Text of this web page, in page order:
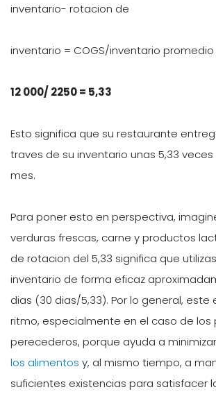
inventario- rotacion de
inventario = COGS/inventario promedio
12 000/ 2250 = 5,33
Esto significa que su restaurante
traves de su inventario unas 5,33
mes.
Para poner esto en perspectiva,
verduras frescas, carne y productos
de rotacion del 5,33 significa que
inventario de forma eficaz
dias (30 dias/5,33). Por lo general, este
ritmo, especialmente en el caso de los
perecederos, porque ayuda a
los alimentos y, al mismo tiempo, a
suficientes existencias para satisfacer